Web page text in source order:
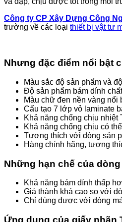
Công ty CP Xây Dựng Công
trường về các loại thiết bị vật tư
Nhưng đặc điểm nổi bật
Màu sắc độ sản phẩm và
Độ sản phẩm bám dính
Màu chữ đen nền vàng nổi
Cấu tạo 7 lớp vỏ laminate
Khả năng chống chịu nhiệt
Khả năng chống chịu có
Tương thích với dòng sản
Hàng chính hãng, tương
Những hạn chế của
Khả năng bám dính thấp
Giá thành khá cao so với
Chỉ dùng được với dòng
Ứng dụng của giấy nhãn